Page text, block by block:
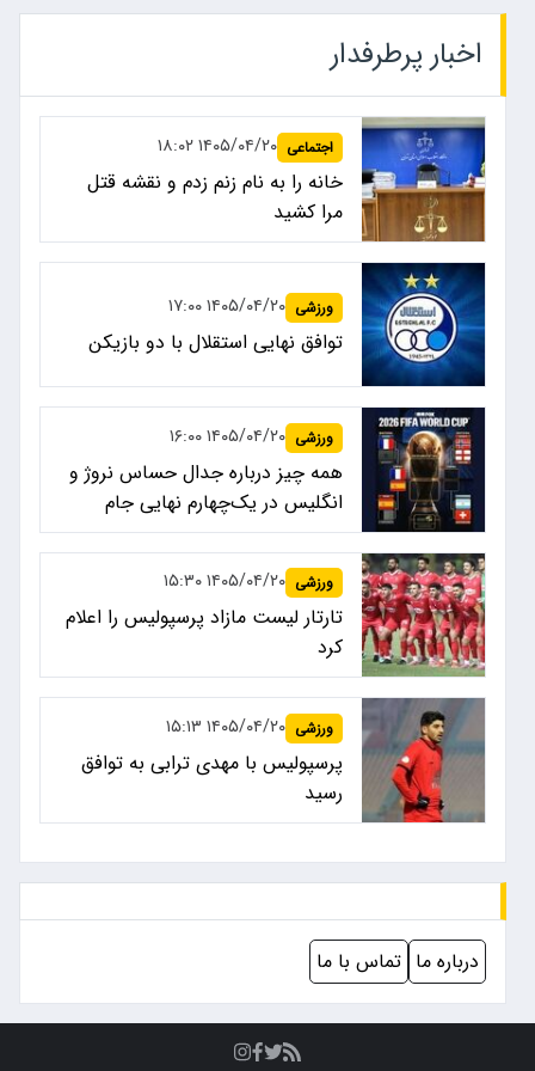
اخبار پرطرفدار
اجتماعی ۱۴۰۵/۰۴/۲۰ ۱۸:۰۲
خانه را به نام زنم زدم و نقشه قتل
مرا کشید
ورزشی ۱۴۰۵/۰۴/۲۰ ۱۷:۰۰
توافق نهایی استقلال با دو بازیکن
ورزشی ۱۴۰۵/۰۴/۲۰ ۱۶:۰۰
همه چیز درباره جدال حساس نروژ و
انگلیس در یک‌چهارم نهایی جام
جهانی ۲۰۲۶
ورزشی ۱۴۰۵/۰۴/۲۰ ۱۵:۳۰
تارتار لیست مازاد پرسپولیس را اعلام
کرد
ورزشی ۱۴۰۵/۰۴/۲۰ ۱۵:۱۳
پرسپولیس با مهدی ترابی به توافق
رسید
درباره ما تماس با ما